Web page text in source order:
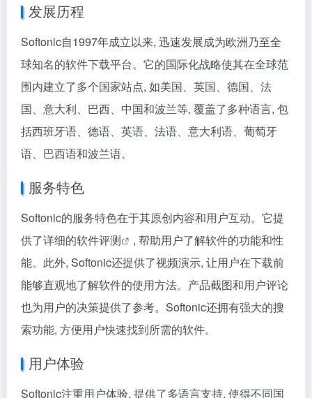
发展历程
Softonic自1997年成立以来, 迅速发展成为欧洲乃至全
球知名的软件下载平台。它的国际化战略使其在全球范
围内建立了多个国家站点, 如美国、英国、德国、法
国、意大利、巴西、中国和波兰等, 覆盖了多种语言, 包
括西班牙语、德语、英语、法语、意大利语、葡萄牙
语、巴西语和波兰语。
服务特色
Softonic的服务特色在于其原创内容和用户互动。它提
供了详细的软件评测
, 帮助用户了解软件的功能和性
能。此外, Softonic还提供了视频演示, 让用户在下载前
能够直观地了解软件的使用方法。产品截图和用户评论
也为用户的决策提供了参考。Softonic还拥有强大的搜
索功能, 方便用户快速找到所需的软件。
用户体验
Softonic注重用户体验, 提供了多语言支持, 使得不同国